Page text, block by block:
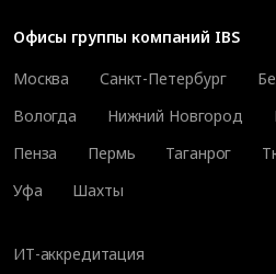
Офисы группы компаний IBS
Москва
Санкт-Петербург
Вологда
Нижний Новгород
Пенза
Пермь Таганрог
Уфа
Шахты
ИТ-аккредитация